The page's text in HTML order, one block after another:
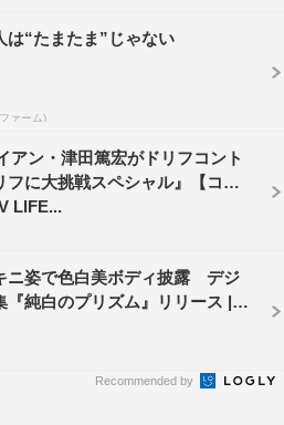
は“たまたま”じゃない
ァーム)
アン・津田篤宏がドリフコント
フに大挑戦スペシャル』【コメ
LIFE...
ニ姿で色白美ボディ披露 デジ
『純白のプリズム』リリース | T
Recommended by